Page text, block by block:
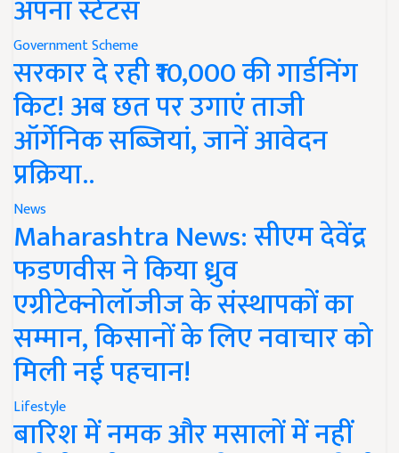
अपना स्टेटस
Government Scheme
सरकार दे रही ₹10,000 की गार्डनिंग
किट! अब छत पर उगाएं ताजी
ऑर्गेनिक सब्जियां, जानें आवेदन
प्रक्रिया..
News
Maharashtra News: सीएम देवेंद्र
फडणवीस ने किया ध्रुव
एग्रीटेक्नोलॉजीज के संस्थापकों का
सम्मान, किसानों के लिए नवाचार को
मिली नई पहचान!
Lifestyle
बारिश में नमक और मसालों में नहीं